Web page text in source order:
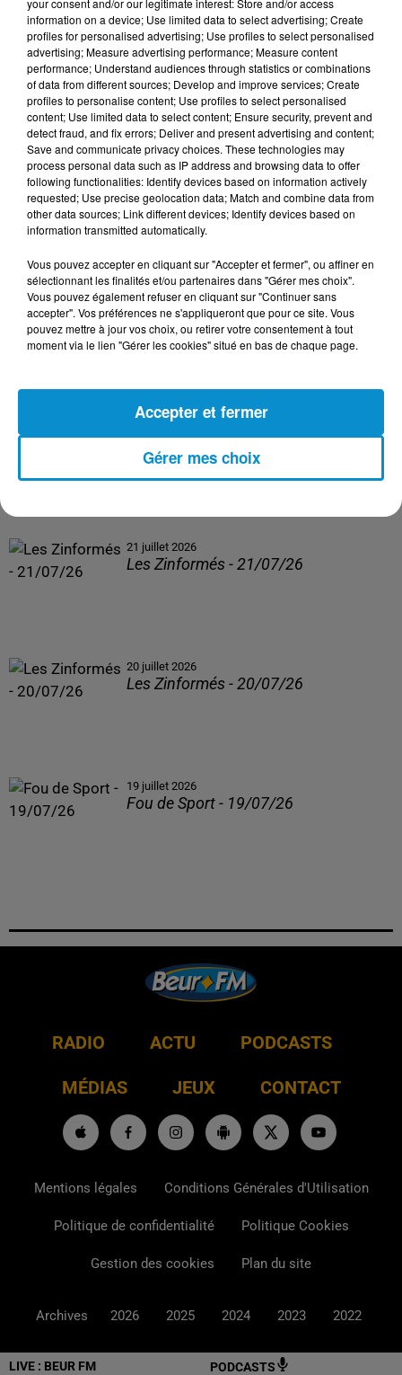
LIVE : BEUR FM PODCASTS
DERNIERS PODCASTS
24 juillet 2026
Les Zinformés - 24/07/26
23 juillet 2026
Les Zinformés - 23/07/26
21 juillet 2026
Les Zinformés - 21/07/26
20 juillet 2026
Les Zinformés - 20/07/26
19 juillet 2026
Fou de Sport - 19/07/26
RADIO ACTU PODCASTS
MÉDIAS JEUX CONTACT
Mentions légales Conditions Générales d'Utilisation
Politique de confidentialité Politique Cookies
Gestion des cookies Plan du site
Archives 2026 2025 2024 2023 2022
information on a device; Use limited data to select advertising; Create
profiles for personalised advertising; Use profiles to select personalised
advertising; Measure advertising performance; Measure content
performance; Understand audiences through statistics or combinations
of data from different sources; Develop and improve services; Create
profiles to personalise content; Use profiles to select personalised
content; Use limited data to select content; Ensure security, prevent and
detect fraud, and fix errors; Deliver and present advertising and content;
Save and communicate privacy choices. These technologies may
process personal data such as IP address and browsing data to offer
following functionalities: Identify devices based on information actively
requested; Use precise geolocation data; Match and combine data from
other data sources; Link different devices; Identify devices based on
information transmitted automatically.
Vous pouvez accepter en cliquant sur "Accepter et fermer", ou affiner en
sélectionnant les finalités et/ou partenaires dans "Gérer mes choix".
Vous pouvez également refuser en cliquant sur "Continuer sans
accepter". Vos préférences ne s'appliqueront que pour ce site. Vous
pouvez mettre à jour vos choix, ou retirer votre consentement à tout
moment via le lien "Gérer les cookies" situé en bas de chaque page.
Gérer mes choix
Accepter et fermer